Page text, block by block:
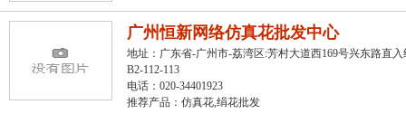
广州恒新网络仿真花批发中心
地址：广东省-广州市-荔湾区:芳村大道西169号兴东路直
B2-112-113
电话：020-34401923
推荐产品： 仿真花,绢花批发